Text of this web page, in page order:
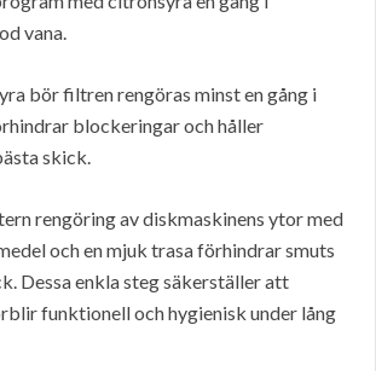
vana.
bör filtren rengöras minst en gång i
blockeringar och håller
skick.
rengöring av diskmaskinens ytor med
och en mjuk trasa förhindrar smuts
Dessa enkla steg säkerställer att
funktionell och hygienisk under lång